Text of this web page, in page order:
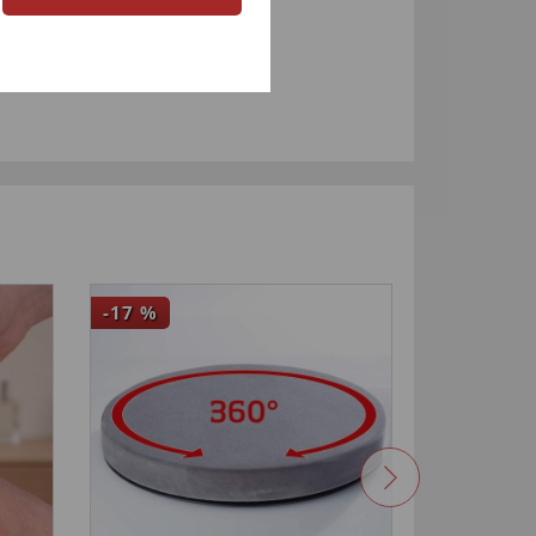
-17 %